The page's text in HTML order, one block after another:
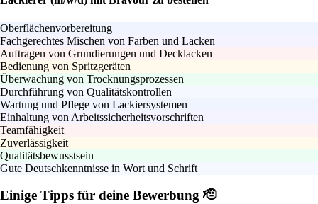
Oberflächenvorbereitung
Fachgerechtes Mischen von Farben und Lacken
Auftragen von Grundierungen und Decklacken
Bedienung von Spritzgeräten
Überwachung von Trocknungsprozessen
Durchführung von Qualitätskontrollen
Wartung und Pflege von Lackiersystemen
Einhaltung von Arbeitssicherheitsvorschriften
Teamfähigkeit
Zuverlässigkeit
Qualitätsbewusstsein
Gute Deutschkenntnisse in Wort und Schrift
Einige Tipps für deine Bewerbung 🫡